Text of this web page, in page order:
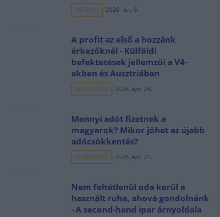
INTERJÚ 2026. jún. 6.
A profit az első a hozzánk
érkezőknél - Külföldi
befektetések jellemzői a V4-
ekben és Ausztriában
ELEMZÉSEK 2026. ápr. 24.
Mennyi adót fizetnek a
magyarok? Mikor jöhet az újabb
adócsökkentés?
ELEMZÉSEK 2026. ápr. 23.
Nem feltétlenül oda kerül a
használt ruha, ahová gondolnánk
- A second-hand ipar árnyoldala